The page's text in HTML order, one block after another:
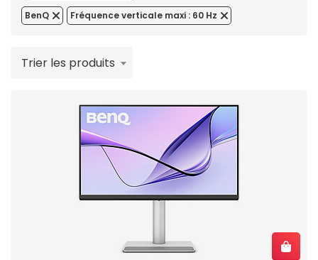
BenQ Fréquence verticale maxi : 60 Hz
Trier les produits